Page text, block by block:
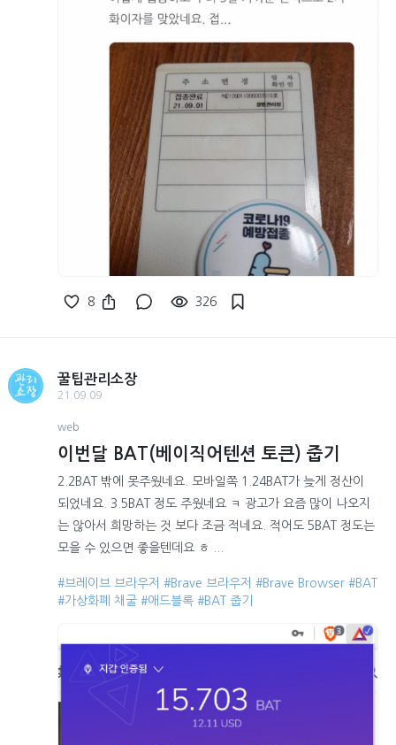
8 326
꿀팁관리소장
21.09.09
web
이번달 BAT(베이직어텐션 토큰) 줍기
2.2BAT 밖에 못주웠네요. 모바일쪽 1.24BAT가 늦게 정산이
되었네요. 3.5BAT 정도 주웠네요 ㅋ 광고가 요즘 많이 나오지
는 않아서 희망하는 것 보다 조금 적네요. 적어도 5BAT 정도는
모을 수 있으면 좋을텐데요 ㅎ ...
#브레이브 브라우저 #Brave 브라우저 #Brave Browser #BAT
#가상화폐 채굴 #애드블록 #BAT 줍기